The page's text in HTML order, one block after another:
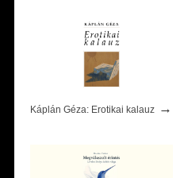
Káplán Géza: Erotikai kalauz→